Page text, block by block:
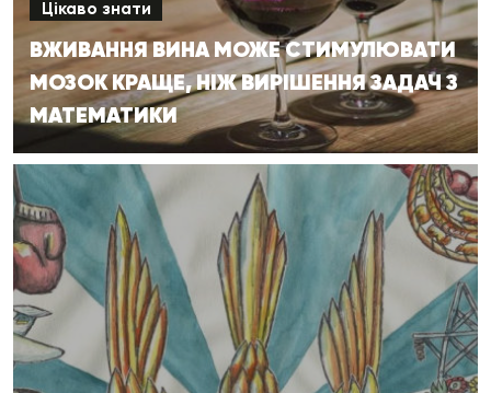
Цікаво знати
ВЖИВАННЯ ВИНА МОЖЕ СТИМУЛЮВАТИ
МОЗОК КРАЩЕ, НІЖ ВИРІШЕННЯ ЗАДАЧ З
МАТЕМАТИКИ